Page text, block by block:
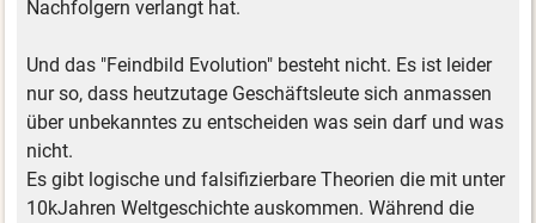
Nachfolgern verlangt hat.
Und das "Feindbild Evolution" besteht nicht. Es ist leider
nur so, dass heutzutage Geschäftsleute sich anmassen
über unbekanntes zu entscheiden was sein darf und was
nicht.
Es gibt logische und falsifizierbare Theorien die mit unter
10kJahren Weltgeschichte auskommen. Während die